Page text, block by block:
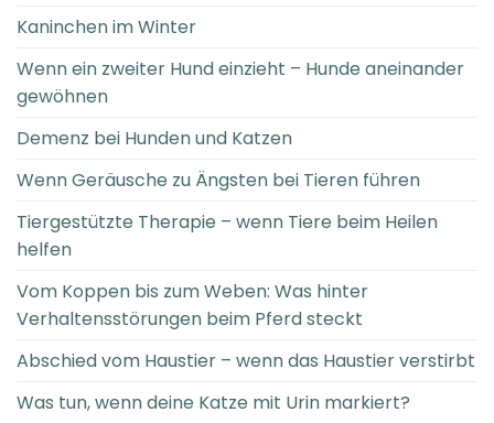
Kaninchen im Winter
Wenn ein zweiter Hund einzieht – Hunde aneinander
gewöhnen
Demenz bei Hunden und Katzen
Wenn Geräusche zu Ängsten bei Tieren führen
Tiergestützte Therapie – wenn Tiere beim Heilen
helfen
Vom Koppen bis zum Weben: Was hinter
Verhaltensstörungen beim Pferd steckt
Abschied vom Haustier – wenn das Haustier verstirbt
Was tun, wenn deine Katze mit Urin markiert?